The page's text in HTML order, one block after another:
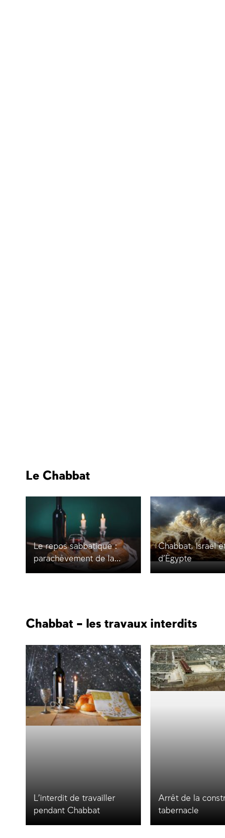
Le Chabbat
Le repos sabbatique :
parachèvement de la
Création
Chabbat, Israël
d’Égypte
Chabbat – les travaux interdits
L’interdit de travailler
pendant Chabbat
Arrêt de la
tabernacle